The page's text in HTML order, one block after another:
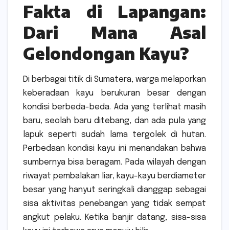
Fakta di Lapangan:
Dari Mana Asal
Gelondongan Kayu?
Di berbagai titik di Sumatera, warga melaporkan
keberadaan kayu berukuran besar dengan
kondisi berbeda-beda. Ada yang terlihat masih
baru, seolah baru ditebang, dan ada pula yang
lapuk seperti sudah lama tergolek di hutan.
Perbedaan kondisi kayu ini menandakan bahwa
sumbernya bisa beragam. Pada wilayah dengan
riwayat pembalakan liar, kayu-kayu berdiameter
besar yang hanyut seringkali dianggap sebagai
sisa aktivitas penebangan yang tidak sempat
angkut pelaku. Ketika banjir datang, sisa-sisa